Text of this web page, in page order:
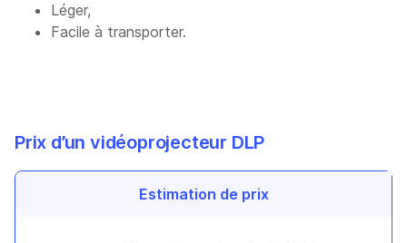
Léger,
Facile à transporter.
Prix d’un vidéoprojecteur DLP
Estimation de prix